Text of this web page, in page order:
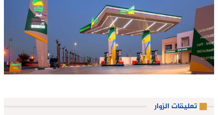
تعليقات الزوار